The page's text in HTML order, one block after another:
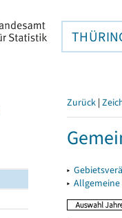
Zurück |
▸
▸